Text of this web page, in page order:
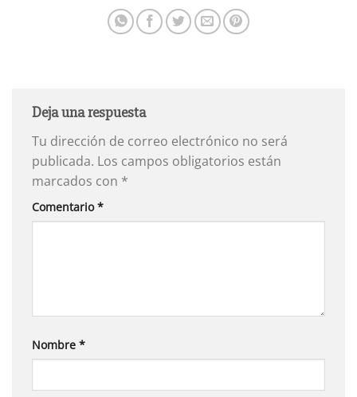
Deja una respuesta
Tu dirección de correo electrónico no será
publicada. Los campos obligatorios están
marcados con *
Comentario*
Nombre *